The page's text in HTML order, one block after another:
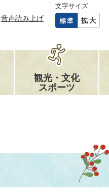
音声読み上げ
文字サイズ
観光・文化
スポーツ